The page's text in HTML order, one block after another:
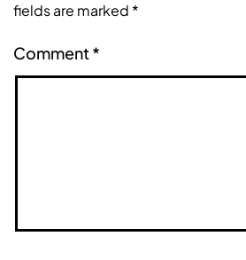
fields are marked *
Comment*